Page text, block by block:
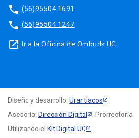
phone (56)95504 1691
phone (56)95504 1247
launch Ir a la Oficina de Ombuds UC
Diseño y desarrollo: Urantiacos
Asesoría: Dirección Digital
, Prorrectoría
Utilizando el Kit Digital UC